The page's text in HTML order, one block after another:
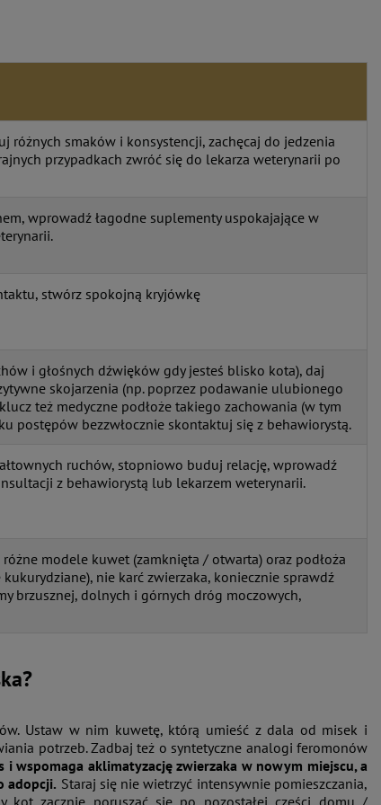
różnych smaków i konsystencji, zachęcaj do jedzenia
przypadkach zwróć się do lekarza weterynarii po
wprowadź łagodne suplementy uspokajające w
stwórz spokojną kryjówkę
i głośnych dźwięków gdy jesteś blisko kota), daj
skojarzenia (np. poprzez podawanie ulubionego
też medyczne podłoże takiego zachowania (w tym
postępów bezzwłocznie skontaktuj się z behawiorystą.
ruchów, stopniowo buduj relację, wprowadź
z behawiorystą lub lekarzem weterynarii.
modele kuwet (zamknięta / otwarta) oraz podłoża
nie karć zwierzaka, koniecznie sprawdź
brzusznej, dolnych i górnych dróg moczowych,
Ustaw w nim kuwetę, którą umieść z dala od misek i
potrzeb. Zadbaj też o syntetyczne analogi feromonów
i wspomaga aklimatyzację zwierzaka w nowym miejscu, a
adopcji. Staraj się nie wietrzyć intensywnie pomieszczania,